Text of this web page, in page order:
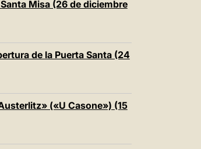
Misa (26 de diciembre
de la Puerta Santa (24
(«U Casone») (15